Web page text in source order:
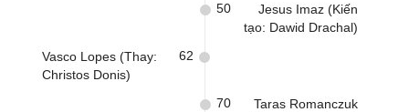
Jesus Imaz (Kiến
tạo: Dawid Drachal)
50
Vasco Lopes (Thay:
Christos Donis)
62
Taras Romanczuk
70